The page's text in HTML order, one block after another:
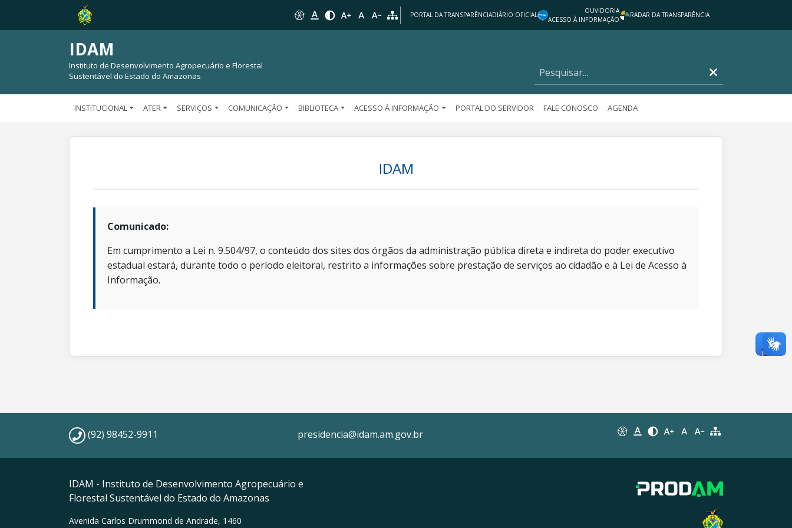
PORTAL DA TRANSPARÊNCIADIÁRIO OFICIAL
OUVIDORIA
ACESSO À INFORMAÇÃO
RADAR DA TRANSPARÊNCIA
IDAM
Instituto de Desenvolvimento Agropecuário e Florestal
Sustentável do Estado do Amazonas
INSTITUCIONAL ATER SERVIÇOS COMUNICAÇÃO BIBLIOTECA ACESSO À INFORMAÇÃO PORTAL DO SERVIDOR FALE CONOSCO AGENDA
IDAM
Comunicado:
Em cumprimento a Lei n. 9.504/97, o conteúdo dos sites dos órgãos da administração pública direta e indireta do poder executivo
estadual estará, durante todo o período eleitoral, restrito a informações sobre prestação de serviços ao cidadão e à Lei de Acesso à
Informação.
(92) 98452-9911 presidencia@idam.am.gov.br
IDAM - Instituto de Desenvolvimento Agropecuário e
Florestal Sustentável do Estado do Amazonas
Avenida Carlos Drummond de Andrade, 1460